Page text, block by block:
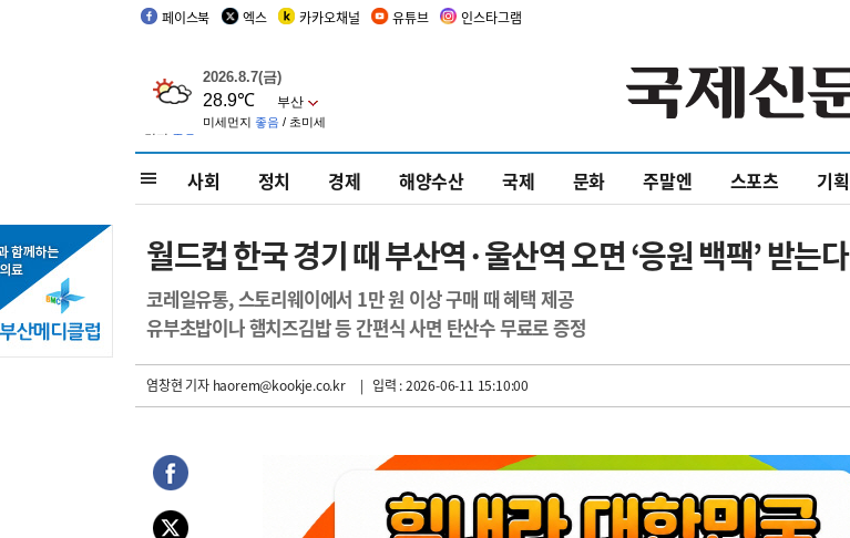
페이스북 엑스 카카오채널 유튜브 인스타그램
사회 정치 경제 해양수산 국제 문화 주말엔 스포츠 기획
월드컵 한국 경기 때 부산역·울산역 오면 ‘응원 백팩’ 받는다
코레일유통, 스토리웨이에서 1만 원 이상 구매 때 혜택 제공
유부초밥이나 햄치즈김밥 등 간편식 사면 탄산수 무료로 증정
염창현 기자haorem@kookje.co.kr | 입력 : 2026-06-11 15:10:00